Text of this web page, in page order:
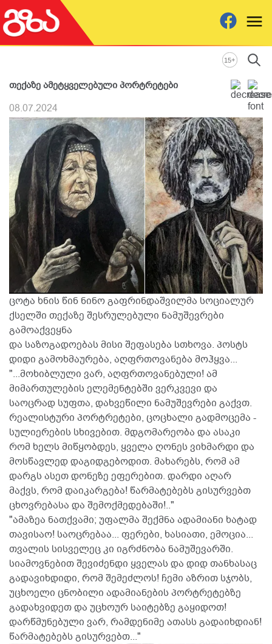
15+
თექაზე ამეტყველებული პორტრეტები
08.07.2024
ცოტა ხნის წინ ნინო გაფრინდაშვილმა სოციალურ
ქსელში თექაზე შესრულებული ნამუშევრები
გამოაქვეყნა
და საზოგადოებას მისი შეფასება სთხოვა. პოსტს
დიდი გამოხმაურება, აღფრთოვანება მოჰყვა...
"...მოხიბლული ვარ, აღფრთოვანებული! ამ
მიმართულების ელემენტებში ვერკვევი და
საოცრად სუფთა, დახვეწილი ნამუშევრები გაქვთ.
რეალისტური პორტრეტები, ცოცხალი გადმოცემა -
სულიერების სხივებით. მდგომარეობა და ასაკი
რომ ხელს მიწყობდეს, ყველა ღონეს ვიხმარდი და
მოსწავლედ დაგიდგებოდით. მახარებს, რომ ამ
დარგს ასეთ დონეზე ეფერებით. დარდი აღარ
მაქვს, რომ დაიკარგება! წარმატებებს გისურვებთ
ცხოვრებასა და შემოქმედებაში!.."
"ამაზეა ნათქვამი; უფალმა შექმნა ადამიანი ხატად
თავისაო! საოცრებაა... ფერები, ხასიათი, ემოცია...
თვალის სისველეც კი იგრძნობა ნამუშევარში.
სიამოვნებით შევიძენდი ყველას და დიდ თანხასაც
გადავიხდიდი, რომ შემეძლოს! ჩემი აზრით სჯობს,
უცხოელი ცნობილი ადამიანების პორტრეტებზე
გადახვიდეთ და უცხოურ საიტებზე გაყიდოთ!
დარწმუნებული ვარ, რამდენიმე ათასს გადაიხდიან!
წარმატებებს გისურვებთ..."